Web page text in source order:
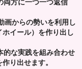
画からの勢いを利用し
イール）を作り出し
な実践を組み合わせ
り出せます。